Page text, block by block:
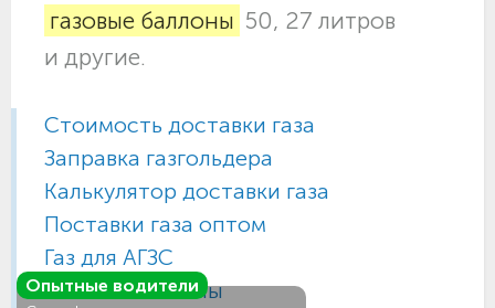
газовые баллоны 50, 27 литров
и другие.
Стоимость доставки газа
Заправка газгольдера
Калькулятор доставки газа
Поставки газа оптом
Газ для АГЗС
Газовые баллоны
Опытные водители